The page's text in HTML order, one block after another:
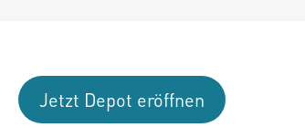
Jetzt Depot eröffnen